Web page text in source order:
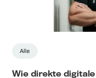
Alle
Wie direkte digitale